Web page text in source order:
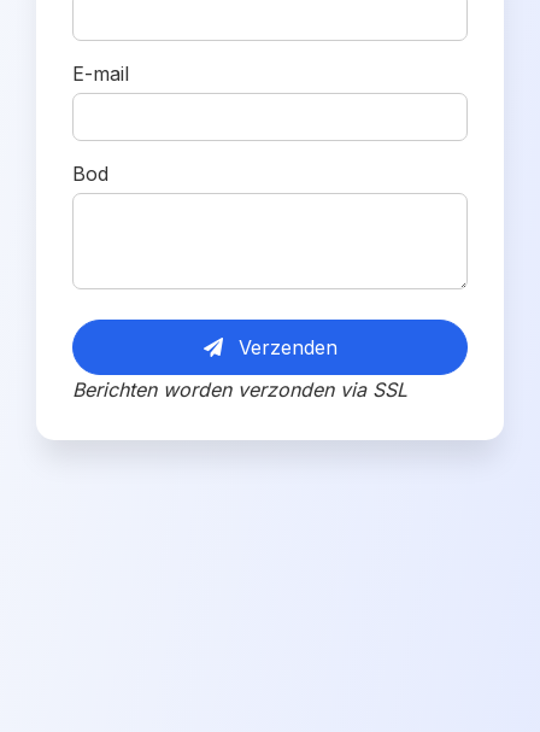
E-mail
Bod
Verzenden
Berichten worden verzonden via SSL